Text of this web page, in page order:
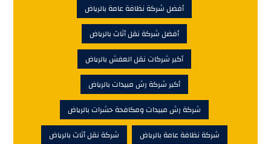
أفضل شركة نظافة عامة بالرياض
أفضل شركة نقل أثاث بالرياض
أكبر شركات نقل العفش بالرياض
أكبر شركة رش مبيدات بالرياض
شركة رش مبيدات ومكافحة حشرات بالرياض
شركة نظافة عامة بالرياض
شركة نقل أثاث بالرياض